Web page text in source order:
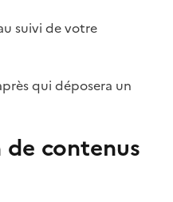
suivi de votre
qui déposera un
contenus